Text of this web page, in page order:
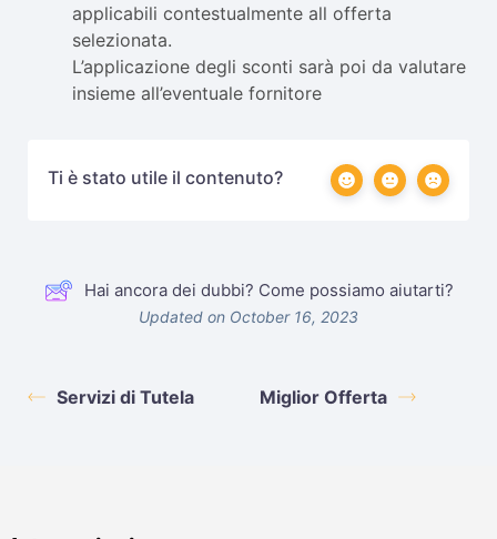
applicabili contestualmente all offerta
selezionata.
L’applicazione degli sconti sarà poi da valutare
insieme all’eventuale fornitore
Ti è stato utile il contenuto?
Hai ancora dei dubbi? Come possiamo aiutarti?
Updated on October 16, 2023
Servizi di Tutela Miglior Offerta